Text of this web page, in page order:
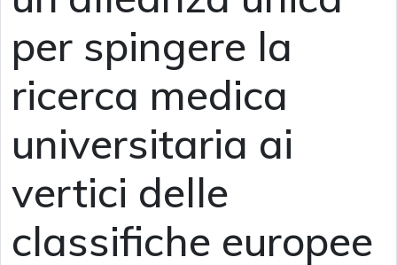
per spingere la
ricerca medica
universitaria ai
vertici delle
classifiche europee